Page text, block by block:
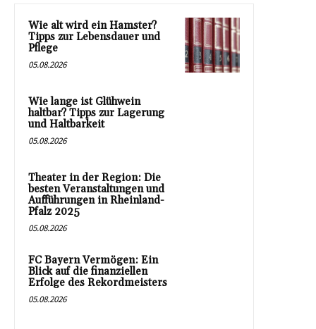
Wie alt wird ein Hamster?
Tipps zur Lebensdauer und
Pflege
05.08.2026
Wie lange ist Glühwein
haltbar? Tipps zur Lagerung
und Haltbarkeit
05.08.2026
Theater in der Region: Die
besten Veranstaltungen und
Aufführungen in Rheinland-
Pfalz 2025
05.08.2026
FC Bayern Vermögen: Ein
Blick auf die finanziellen
Erfolge des Rekordmeisters
05.08.2026